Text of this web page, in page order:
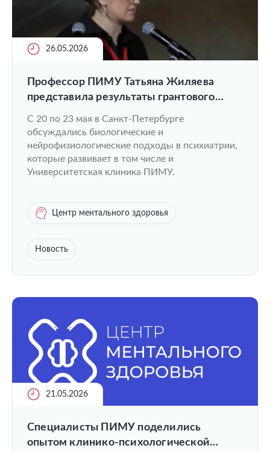
26.05.2026
Профессор ПИМУ Татьяна Жиляева
представила результаты грантового
исследования и открыла секцию на XVIII
Конгрессе психиатров
С 20 по 23 мая в Санкт-Петербурге
обсуждались биологические и
нейрофизиологические подходы в психиатрии,
которые развивает в том числе и
Университетская клиника ПИМУ.
Центр ментального здоровья
Новость
21.05.2026
Специалисты ПИМУ поделились
опытом клинико-психологической